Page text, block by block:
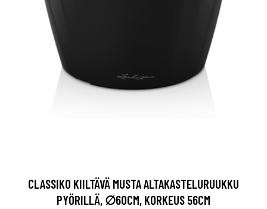
CLASSIKO KIILTÄVÄ MUSTA ALTAKASTELURUUKKU
PYÖRILLÄ, ∅60CM, KORKEUS 56CM